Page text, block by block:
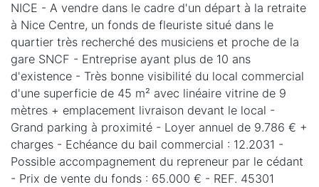
NICE - A vendre dans le cadre d'un départ à la retraite
à Nice Centre, un fonds de fleuriste situé dans le
quartier très recherché des musiciens et proche de la
gare SNCF - Entreprise ayant plus de 10 ans
d'existence - Très bonne visibilité du local commercial
d'une superficie de 45 m² avec linéaire vitrine de 9
mètres + emplacement livraison devant le local -
Grand parking à proximité - Loyer annuel de 9.786 € +
charges - Echéance du bail commercial : 12.2031 -
Possible accompagnement du repreneur par le cédant
- Prix de vente du fonds : 65.000 € - REF. 45301